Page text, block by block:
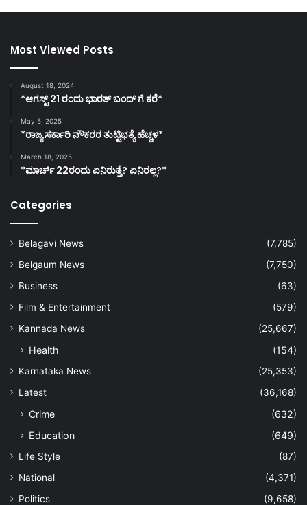
Most Viewed Posts
August 18, 2024
*ಆಗಸ್ಟ್ 21 ರಂದು ಭಾರತ್‌ ಬಂದ್‌ ಗೆ ಕರೆ*
May 5, 2025
*ರಾಜ್ಯ ಸರ್ಕಾರಿ ನೌಕರರ ತುಟ್ಟಿಭತ್ಯೆ ಹೆಚ್ಚಳ*
March 18, 2025
*ಮಾರ್ಚ್ 22ರಂದು ಏನಿರುತ್ತೆ? ಏನಿರಲ್ಲ?*
Categories
Belagavi News
(7,785)
Belgaum News
(7,750)
Business
(63)
Film & Entertainment
(579)
Kannada News
(25,667)
Health (154)
Karnataka News
(25,353)
Latest
(36,168)
Crime
(632)
Education
(649)
Life Style
(87)
National
(4,371)
Politics
(9,658)